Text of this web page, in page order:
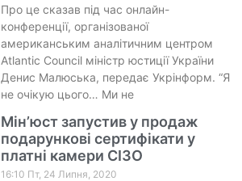
Про це сказав під час онлайн-
конференції, організованої
американським аналітичним центром
Atlantic Council міністр юстиції України
Денис Малюська, передає Укрінформ. “Я
не очікую цього… Ми не
Мін’юст запустив у продаж
подарункові сертифікати у
платні камери СІЗО
16:10 Пт, 24 Липня, 2020